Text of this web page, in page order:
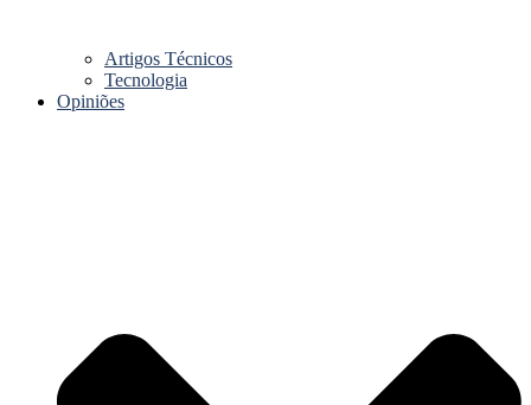
Artigos Técnicos
Tecnologia
Opiniões